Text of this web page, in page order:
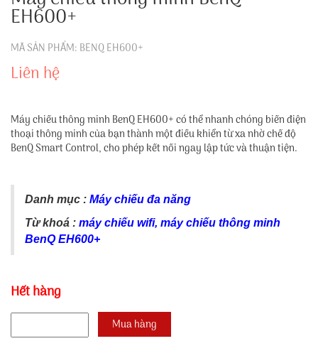
EH600+
MÃ SẢN PHẨM: BENQ EH600+
Liên hệ
Máy chiếu thông minh BenQ EH600+ có thể nhanh chóng biến điện
thoại thông minh của bạn thành một điều khiển từ xa nhờ chế độ
BenQ Smart Control, cho phép kết nối ngay lập tức và thuận tiện.
Danh mục : Máy chiếu đa năng
Từ khoá : máy chiếu wifi, máy chiếu thông minh
BenQ EH600+
Hết hàng